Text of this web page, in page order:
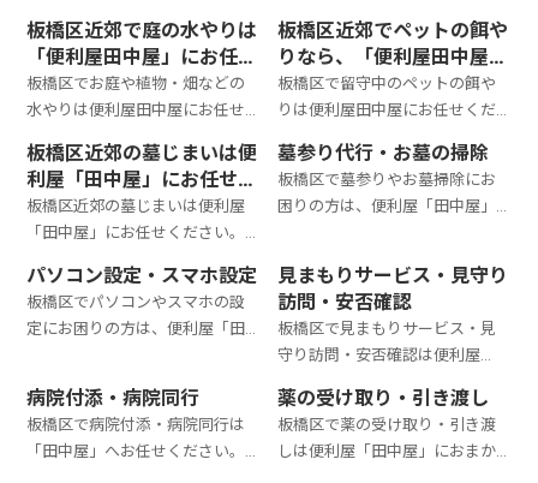
かかる時間、環境などにより異
なります。お見積りは無料なの
で、お気軽にご相談ください。
行サービスは、1時間3,300円～
で対応できます。料金は依頼内容
やかかる時間などの状況により
異なります。お見積りは無料なの
で、お気軽にご相談ください。
板橋区近郊で庭の水やりは
「便利屋田中屋」にお任せ
ください
板橋区でお庭や植物・畑などの
水やりは便利屋田中屋にお任せ
～承っております。お庭の水やり
以外のサポートも対応できます。
お見積もりは無料なのでお気軽
にご相談ください。
板橋区近郊でペットの餌や
りなら、「便利屋田中屋」
にお任せください！
板橋区で留守中のペットの餌や
りは便利屋田中屋にお任せくだ
日数や対応内容により料金は異
なります。お見積りは無料なので
お気軽にご相談ください。
板橋区近郊の墓じまいは便
利屋「田中屋」にお任せく
ださい
板橋区近郊の墓じまいは便利屋
「田中屋」にお任せください。
関連の手続き全てまで対応致し
ます。費用は一時お預かりで
10,000円～、墓じまい全ての代
す。
墓参り代行・お墓の掃除
板橋区で墓参りやお墓掃除にお
困りの方は、便利屋「田中屋」
お見積もりは無料ですので、お気
軽にご相談ください。
パソコン設定・スマホ設定
板橋区でパソコンやスマホの設
定にお困りの方は、便利屋「田
ます。お見積もりは無料ですの
で、お気軽にご相談ください。
見まもりサービス・見守り
訪問・安否確認
板橋区で見まもりサービス・見
守り訪問・安否確認は便利屋
い。見まもりサービス・見守り
訪問・安否確認は1回3,300円
（税込）から対応します。ご相談
病院付添・病院同行
板橋区で病院付添・病院同行は
「田中屋」へお任せください。
薬の受け取り・引き渡し
板橋区で薬の受け取り・引き渡
しは便利屋「田中屋」におまか